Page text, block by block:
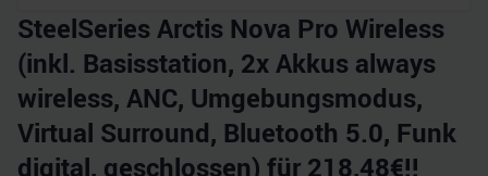
SteelSeries Arctis Nova Pro Wireless
(inkl. Basisstation, 2x Akkus always
wireless, ANC, Umgebungsmodus,
Virtual Surround, Bluetooth 5.0, Funk
digital, geschlossen) für 218,48€!!